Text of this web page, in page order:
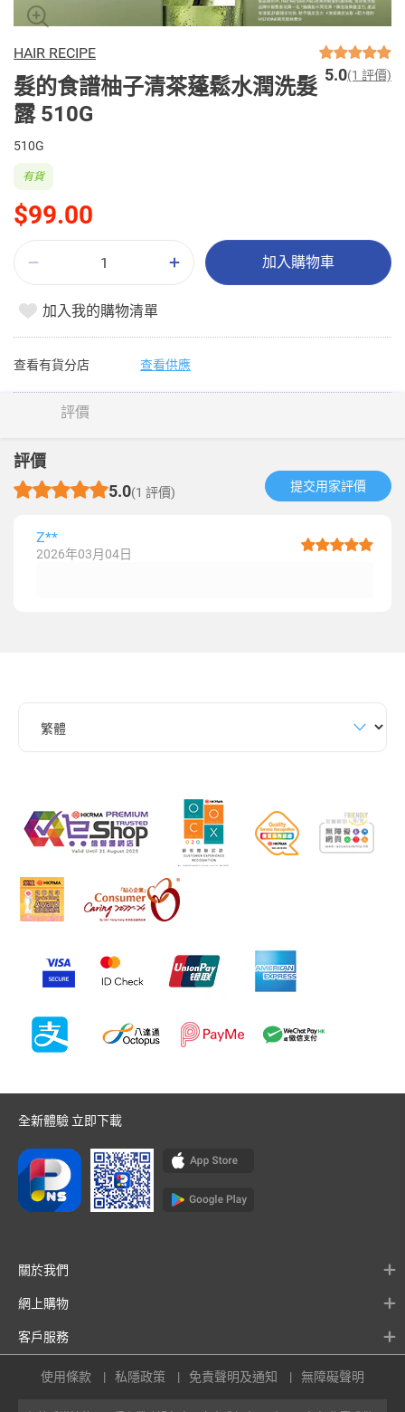
HAIR RECIPE
髮的食譜柚子清茶蓬鬆水潤洗髮
露 510G
5.0(1 評價)
510G
$99.00
有貨
加入購物車
加入我的購物清單
查看有貨分店 查看供應
評價
評價
5.0(1 評價) 提交用家評價​
Z**
2026年03月04日
全新體驗 立即下載
關於我們
網上購物
客戶服務
使用條款 私隱政策 免責聲明及通知 無障礙聲明